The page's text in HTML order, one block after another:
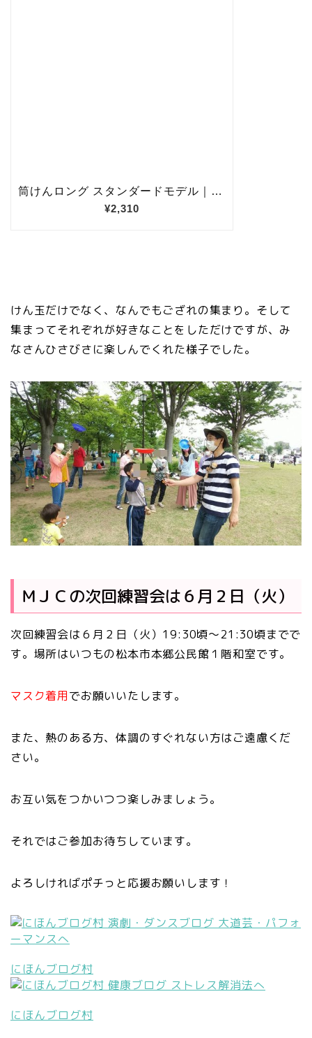
けん玉だけでなく、なんでもござれの集まり。そして
集まってそれぞれが好きなことをしただけですが、み
なさんひさびさに楽しんでくれた様子でした。
ＭＪＣの次回練習会は６月２日（火）
次回練習会は６月２日（火）19:30頃～21:30頃までで
す。場所はいつもの松本市本郷公民館１階和室です。
マスク着用でお願いいたします。
また、熱のある方、体調のすぐれない方はご遠慮くだ
さい。
お互い気をつかいつつ楽しみましょう。
それではご参加お待ちしています。
よろしければポチっと応援お願いします！
にほんブログ村
にほんブログ村